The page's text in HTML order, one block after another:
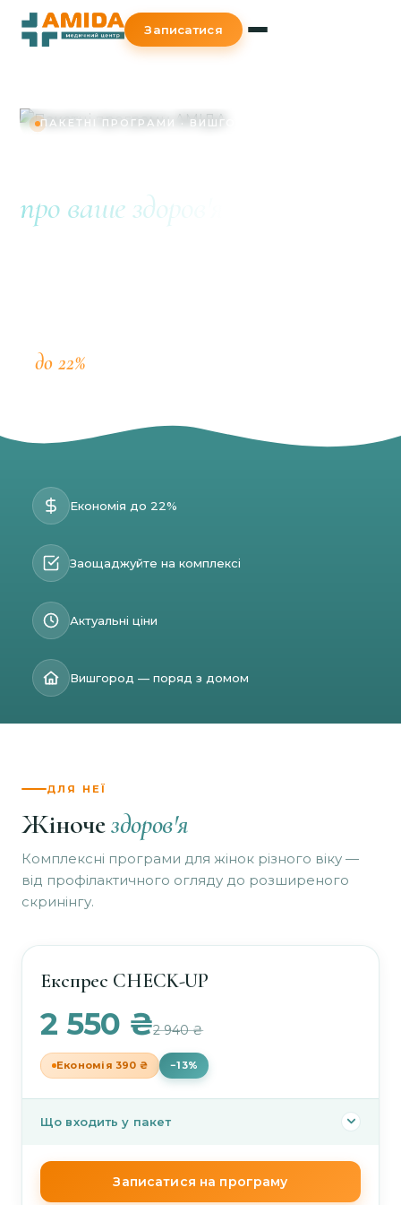
Записатися
ПАКЕТНІ ПРОГРАМИ · ВИШГОРОД
про ваше здоров'я
до 22%
Економія до 22%
Заощаджуйте на комплексі
Актуальні ціни
Вишгород — поряд з домом
ДЛЯ НЕЇ
Жіночездоров'я
Комплексні програми для жінок різного віку —
від профілактичного огляду до розширеного
скринінгу.
Експрес CHECK-UP
2 550 ₴2 940 ₴
Економія 390 ₴ −13%
Що входить у пакет
Класичний ПАП-тест (скринінг шийки матки) —
Записатися на програму